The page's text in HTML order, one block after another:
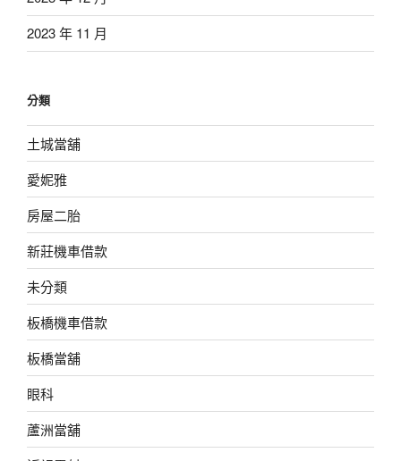
2023 年 11 月
分類
土城當舖
愛妮雅
房屋二胎
新莊機車借款
未分類
板橋機車借款
板橋當舖
眼科
蘆洲當舖